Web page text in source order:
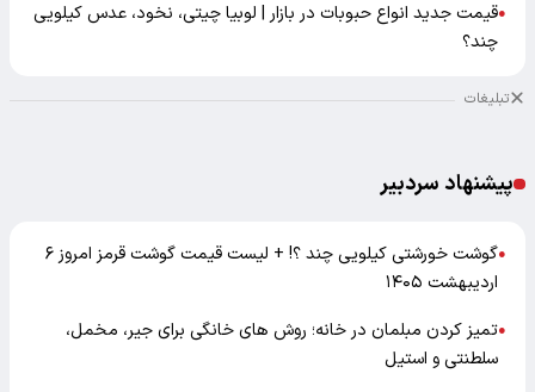
●قیمت جدید انواع حبوبات در بازار | لوبیا چیتی، نخود، عدس کیلویی
چند؟
تبلیغات
پیشنهاد سردبیر
●
گوشت خورشتی کیلویی چند ؟! + لیست قیمت گوشت قرمز امروز ۶
اردیبهشت ۱۴۰۵
●تمیز کردن مبلمان در خانه؛ روش های خانگی برای جیر، مخمل،
سلطنتی و استیل